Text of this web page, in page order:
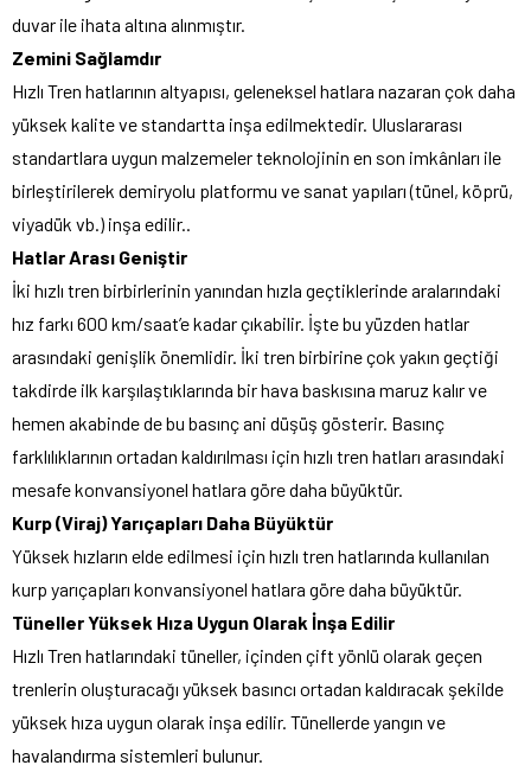
duvar ile ihata altına alınmıştır.
Zemini Sağlamdır
Hızlı Tren hatlarının altyapısı, geleneksel hatlara nazaran çok daha
yüksek kalite ve standartta inşa edilmektedir. Uluslararası
standartlara uygun malzemeler teknolojinin en son imkânları ile
birleştirilerek demiryolu platformu ve sanat yapıları (tünel, köprü,
viyadük vb.) inşa edilir..
Hatlar Arası Geniştir
İki hızlı tren birbirlerinin yanından hızla geçtiklerinde aralarındaki
hız farkı 600 km/saat’e kadar çıkabilir. İşte bu yüzden hatlar
arasındaki genişlik önemlidir. İki tren birbirine çok yakın geçtiği
takdirde ilk karşılaştıklarında bir hava baskısına maruz kalır ve
hemen akabinde de bu basınç ani düşüş gösterir. Basınç
farklılıklarının ortadan kaldırılması için hızlı tren hatları arasındaki
mesafe konvansiyonel hatlara göre daha büyüktür.
Kurp (Viraj) Yarıçapları Daha Büyüktür
Yüksek hızların elde edilmesi için hızlı tren hatlarında kullanılan
kurp yarıçapları konvansiyonel hatlara göre daha büyüktür.
Tüneller Yüksek Hıza Uygun Olarak İnşa Edilir
Hızlı Tren hatlarındaki tüneller, içinden çift yönlü olarak geçen
trenlerin oluşturacağı yüksek basıncı ortadan kaldıracak şekilde
yüksek hıza uygun olarak inşa edilir. Tünellerde yangın ve
havalandırma sistemleri bulunur.